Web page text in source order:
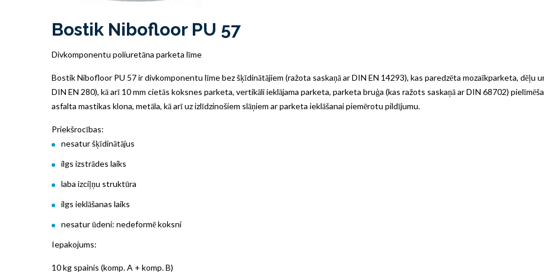
Bostik Nibofloor PU 57
Divkomponentu poliuretāna parketa līme
Bostik Nibofloor PU 57 ir divkomponentu līme bez šķīdinātājiem (ražota saskaņā ar DIN EN 14293), kas paredzēta mozaīkparketa, dēļu
DIN EN 280), kā arī 10 mm cietās koksnes parketa, vertikāli ieklājama parketa, parketa bruģa (kas ražots saskaņā ar DIN 68702)
asfalta mastikas klona, metāla, kā arī uz izlīdzinošiem slāņiem ar parketa ieklāšanai piemērotu pildījumu.
Priekšrocības:
nesatur šķīdinātājus
ilgs izstrādes laiks
laba izciļņu struktūra
ilgs ieklāšanas laiks
nesatur ūdeni: nedeformē koksni
Iepakojums:
10 kg spainis (komp. A + komp. B)